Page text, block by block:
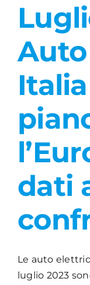
dati
Le auto
luglio 2023